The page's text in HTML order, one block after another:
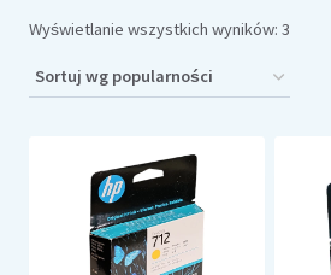
Wyświetlanie wszystkich wyników: 3